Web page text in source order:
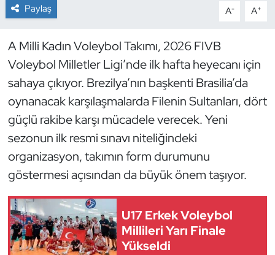
Paylaş A- A+
A Milli Kadın Voleybol Takımı, 2026 FIVB
Voleybol Milletler Ligi’nde ilk hafta heyecanı için
sahaya çıkıyor. Brezilya’nın başkenti Brasilia’da
oynanacak karşılaşmalarda Filenin Sultanları, dört
güçlü rakibe karşı mücadele verecek. Yeni
sezonun ilk resmi sınavı niteliğindeki
organizasyon, takımın form durumunu
göstermesi açısından da büyük önem taşıyor.
U17 Erkek Voleybol
Millileri Yarı Finale
Yükseldi
Dövüş Sanatı
E-Spor
Eskrim
Futbol
Genel
Golf